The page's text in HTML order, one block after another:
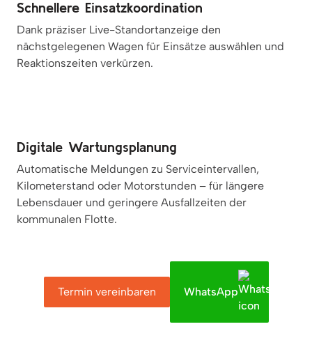
Schnellere Einsatzkoordination
Dank präziser Live-Standortanzeige den
nächstgelegenen Wagen für Einsätze auswählen und
Reaktionszeiten verkürzen.
Digitale Wartungsplanung
Automatische Meldungen zu Serviceintervallen,
Kilometerstand oder Motorstunden – für längere
Lebensdauer und geringere Ausfallzeiten der
kommunalen Flotte.
Termin vereinbaren WhatsApp